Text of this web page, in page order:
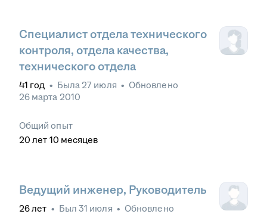
Специалист отдела технического
контроля, отдела качества,
технического отдела
41 год • Была 27 июля • Обновлено
26 марта 2010
Общий опыт
20 лет 10 месяцев
Ведущий инженер, Руководитель
26лет • Был 31 июля • Обновлено